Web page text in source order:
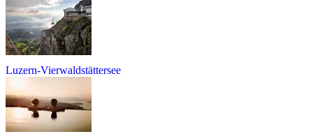
Luzern-Vierwaldstättersee